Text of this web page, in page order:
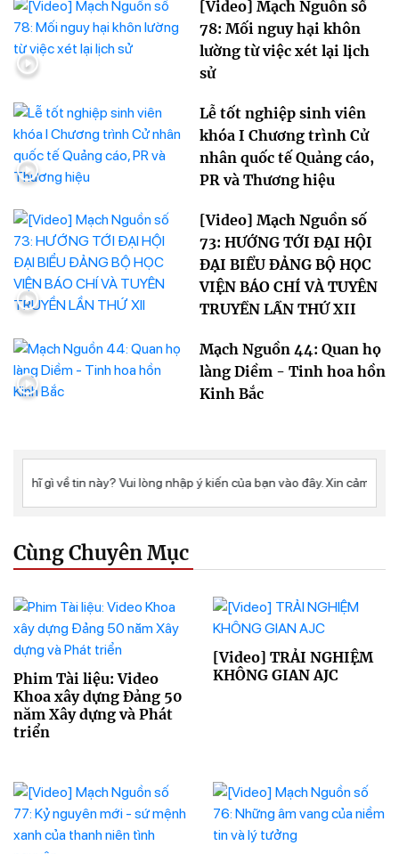
[Video] Mạch Nguồn số
78: Mối nguy hại khôn
lường từ việc xét lại lịch
sử
Lễ tốt nghiệp sinh viên
khóa I Chương trình Cử
nhân quốc tế Quảng cáo,
PR và Thương hiệu
[Video] Mạch Nguồn số
73: HƯỚNG TỚI ĐẠI HỘI
ĐẠI BIỂU ĐẢNG BỘ HỌC
VIỆN BÁO CHÍ VÀ TUYÊN
TRUYỀN LẦN THỨ XII
Mạch Nguồn 44: Quan họ
làng Diềm - Tinh hoa hồn
Kinh Bắc
Cùng Chuyên Mục
Phim Tài liệu: Video
Khoa xây dựng Đảng 50
năm Xây dựng và Phát
triển
[Video] TRẢI NGHIỆM
KHÔNG GIAN AJC